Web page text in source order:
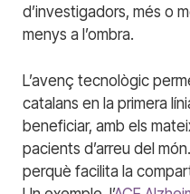
d’investigadors, més o
menys a l’ombra.
L’avenç tecnològic
catalans en la primera
beneficiar, amb els
pacients d’arreu del món.
perquè facilita la